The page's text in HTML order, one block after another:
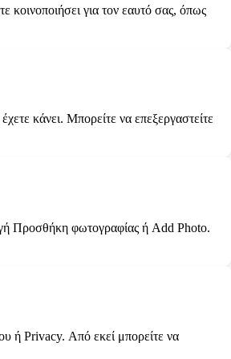
κοινοποιήσει για τον εαυτό σας, όπως
κάνει. Μπορείτε να επεξεργαστείτε
Προσθήκη φωτογραφίας ή Add Photo.
ή Privacy. Από εκεί μπορείτε να